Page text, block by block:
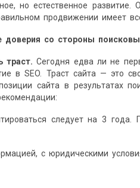
но естественное
продвижении имеет
доверия со стороны
траст.Сегодня едва ли не
в SEO. Траст сайта — это
сайта в результатах
следует на 3
с юридическими